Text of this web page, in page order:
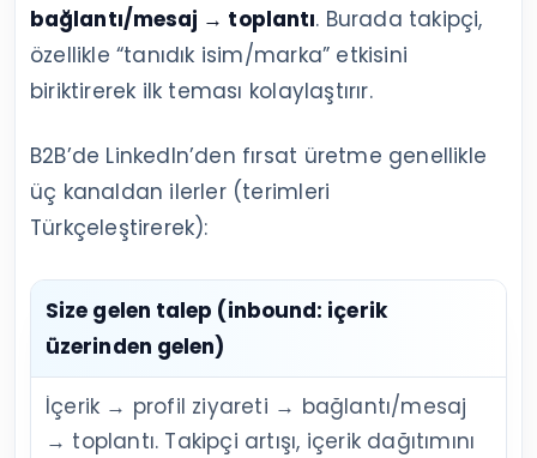
bağlantı/mesaj → toplantı. Burada takipçi,
özellikle “tanıdık isim/marka” etkisini
biriktirerek ilk teması kolaylaştırır.
B2B’de LinkedIn’den fırsat üretme genellikle
üç kanaldan ilerler (terimleri
Türkçeleştirerek):
Size gelen talep (inbound: içerik
üzerinden gelen)
İçerik → profil ziyareti → bağlantı/mesaj
→ toplantı. Takipçi artışı, içerik dağıtımını